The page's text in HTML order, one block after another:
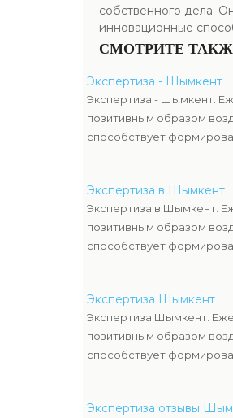
собственного дела.
инновационные
СМОТРИТЕ
Экспертиза - Шымкент
Экспертиза - Шымкент.
позитивным образом
способствует
Экспертиза в Шымкент
Экспертиза в Шымкент.
позитивным образом
способствует
Экспертиза Шымкент
Экспертиза Шымкент.
позитивным образом
способствует
Экспертиза отзывы